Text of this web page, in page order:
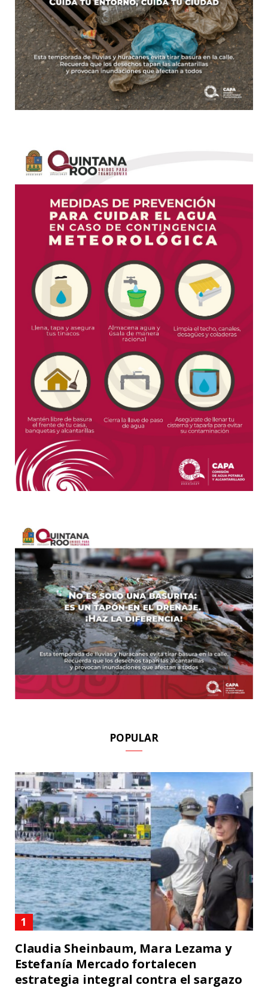
POPULAR
Claudia Sheinbaum, Mara Lezama y
Estefanía Mercado fortalecen
estrategia integral contra el sargazo